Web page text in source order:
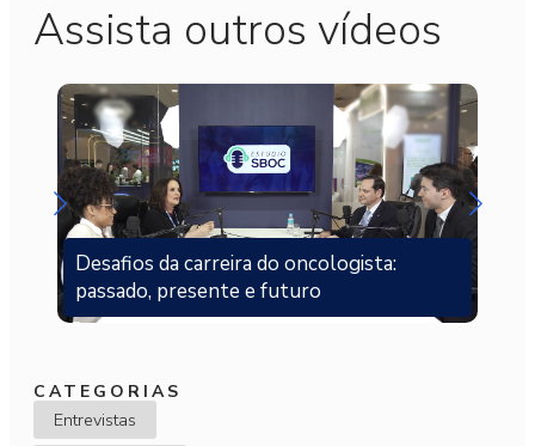
Assista outros vídeos
Desafios da carreira do oncologista:
passado, presente e futuro
CATEGORIAS
Entrevistas